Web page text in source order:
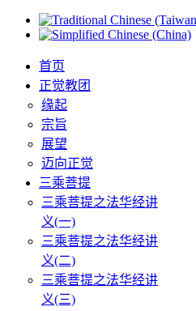
首页
正觉教团
缘起
宗旨
展望
迈向正觉
三乘菩提
三乘菩提之法华经讲
义(一)
三乘菩提之法华经讲
义(二)
三乘菩提之法华经讲
义(三)